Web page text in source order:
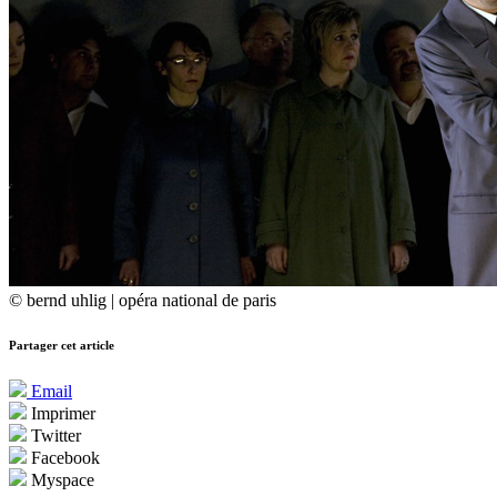
© bernd uhlig | opéra national de paris
Partager cet article
Email
Imprimer
Twitter
Facebook
Myspace